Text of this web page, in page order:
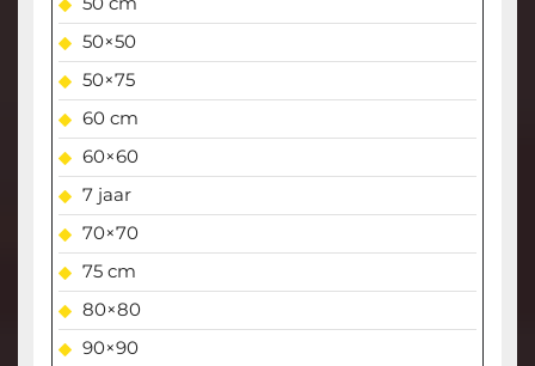
50×50
50×75
60 cm
60×60
7 jaar
70×70
75 cm
80×80
90×90